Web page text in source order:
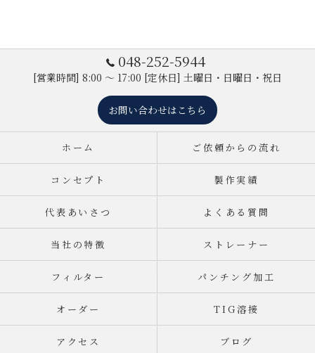
048-252-5944
[営業時間] 8:00 ～ 17:00 [定休日] 土曜日・日曜日・祝日
お問い合わせはこちら
ホーム ご依頼からの流れ
コンセプト 製作実績
代表あいさつ よくある質問
当社の特徴 ストレーナー
フィルター パンチング加工
オーダー TIG溶接
アクセス ブログ